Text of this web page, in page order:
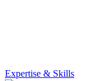
Expertise & Skills